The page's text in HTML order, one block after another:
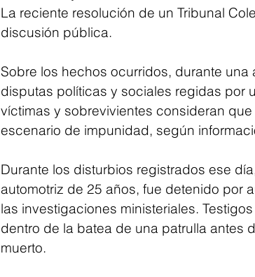
La reciente resolución de un Tribunal
discusión pública.
Sobre los hechos ocurridos, durante
disputas políticas y sociales regidas por
víctimas y sobrevivientes consideran
escenario de impunidad, según
Durante los disturbios registrados ese
automotriz de 25 años, fue detenido por
las investigaciones ministeriales.
dentro de la batea de una patrulla antes
muerto.